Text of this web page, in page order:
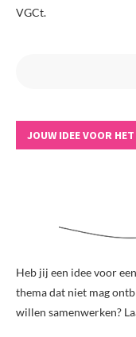
VGCt.
JOUW IDEE VOOR
Heb jij een idee voor
thema dat niet mag
willen samenwerken?